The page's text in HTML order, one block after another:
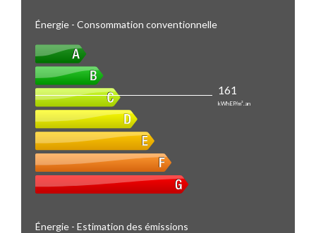
Énergie - Consommation conventionnelle
161
kWhEP/m².an
Énergie - Estimation des émissions